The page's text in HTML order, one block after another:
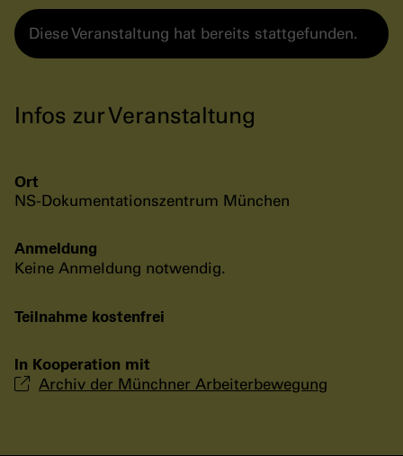
Diese Veranstaltung hat bereits stattgefunden.
Infos zur Veranstaltung
Ort
NS-Dokumentationszentrum München
Anmeldung
Keine Anmeldung notwendig.
Teilnahme kostenfrei
In Kooperation mit
Archiv der Münchner Arbeiterbewegung